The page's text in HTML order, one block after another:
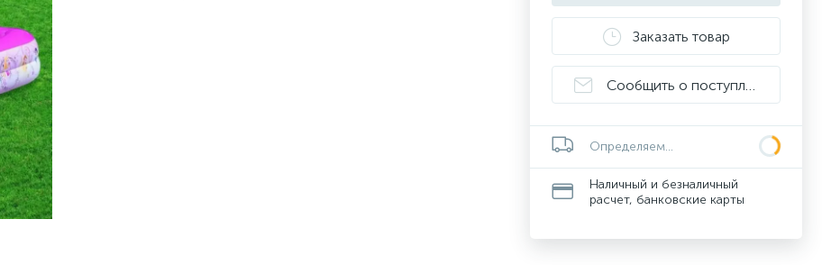
Заказать товар
Сообщить о поступлении
Определяем...
Наличный и безналичный
расчет, банковские карты